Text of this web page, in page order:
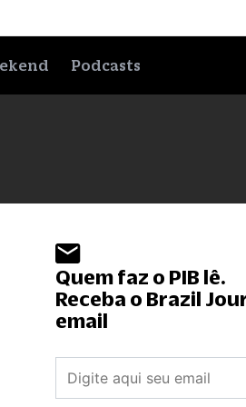
Podcasts
Quem faz o PIB lê.
Receba o Brazil
email